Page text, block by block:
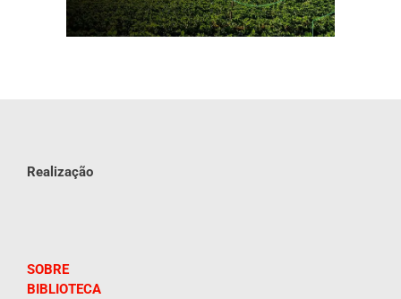
Realização
SOBRE
BIBLIOTECA